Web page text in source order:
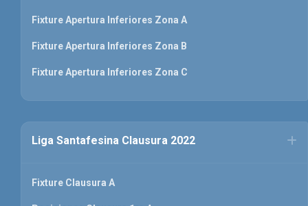
Fixture Apertura Inferiores Zona A
Fixture Apertura Inferiores Zona B
Fixture Apertura Inferiores Zona C
Liga Santafesina Clausura 2022
Fixture Clausura A